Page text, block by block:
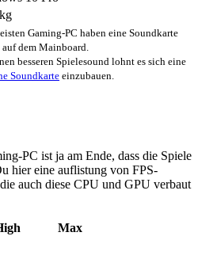
Gaming-PC haben eine Soundkarte
dem Mainboard.
besseren Spielesound lohnt es sich eine
Soundkarte einzubauen.
PC ist ja am Ende, dass die Spiele
hier eine auflistung von FPS-
auch diese CPU und GPU verbaut
Max